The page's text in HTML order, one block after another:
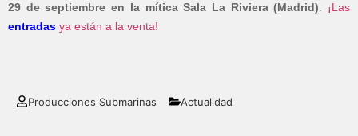
29 de septiembre en la mítica Sala La Riviera (Madrid)
¡Las
entradas ya están a la venta!
Producciones Submarinas Actualidad